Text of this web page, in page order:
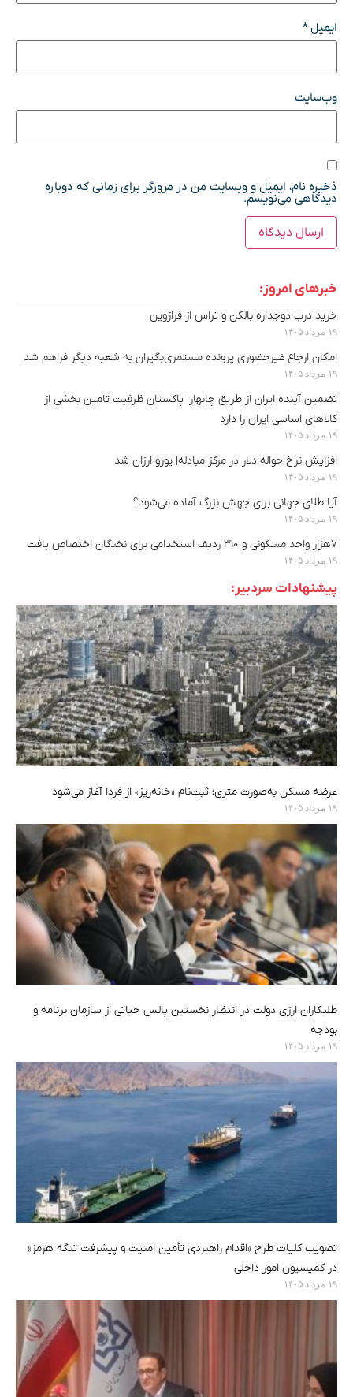
ایمیل*
وب‌سایت
ذخیره نام، ایمیل و وبسایت من در مرورگر برای زمانی که دوباره
دیدگاهی می‌نویسم.
خبرهای امروز:
خرید درب دوجداره بالکن و تراس از فرازوین
۱۹ مرداد ۱۴۰۵
امکان ارجاع غیرحضوری پرونده مستمری‌بگیران به شعبه دیگر فراهم شد
۱۹ مرداد ۱۴۰۵
تضمین آینده ایران از طریق چابهار| پاکستان ظرفیت تامین بخشی از
کالاهای اساسی ایران را دارد
۱۹ مرداد ۱۴۰۵
افزایش نرخ حواله دلار در مرکز مبادله| یورو ارزان شد
۱۹ مرداد ۱۴۰۵
آیا طلای جهانی برای جهش بزرگ آماده می‌شود؟
۱۹ مرداد ۱۴۰۵
۷هزار واحد مسکونی و ۳۱۰ ردیف استخدامی برای نخبگان اختصاص یافت
۱۹ مرداد ۱۴۰۵
پیشنهادات سردبیر:
عرضه مسکن به‌صورت متری؛ ثبت‌نام «خانه‌ریز» از فردا آغاز می‌شود
۱۹ مرداد ۱۴۰۵
طلبکاران ارزی دولت در انتظار نخستین پالس حیاتی از سازمان برنامه و
بودجه
۱۹ مرداد ۱۴۰۵
تصویب کلیات طرح «اقدام راهبردی تأمین امنیت و پیشرفت تنگه هرمز»
در کمیسیون امور داخلی
۱۹ مرداد ۱۴۰۵